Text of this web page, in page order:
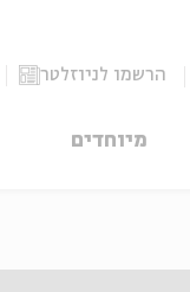
הרשמו לניוזלטר
מיוחדים